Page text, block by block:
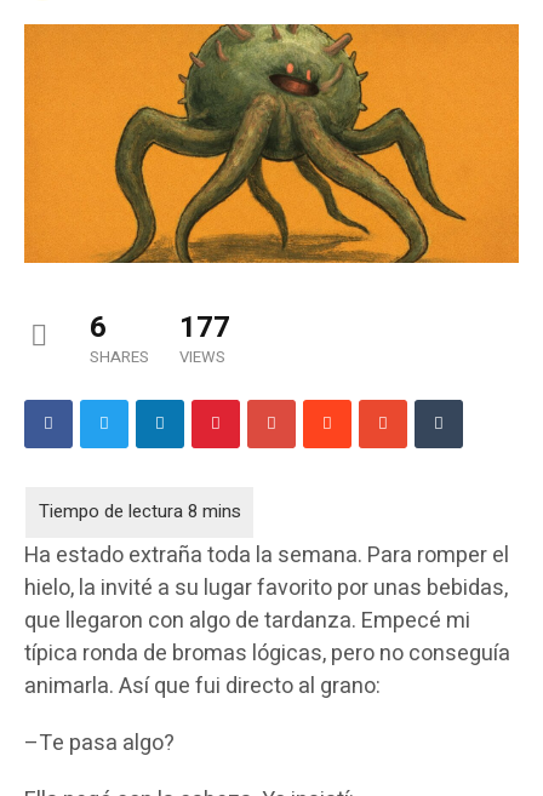
6
SHARES
177
VIEWS
Ha estado extraña toda la semana. Para romper el
hielo, la invité a su lugar favorito por unas bebidas,
que llegaron con algo de tardanza. Empecé mi
típica ronda de bromas lógicas, pero no conseguía
animarla. Así que fui directo al grano:
–Te pasa algo?